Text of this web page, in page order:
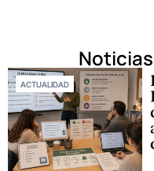
ACTUALIDAD